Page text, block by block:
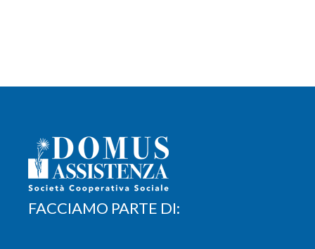
FACCIAMO PARTE DI: